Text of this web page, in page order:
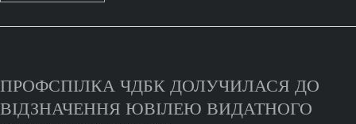
ПРОФСПІЛКА ЧДБК ДОЛУЧИЛАСЯ ДО
ВІДЗНАЧЕННЯ ЮВІЛЕЮ ВИДАТНОГО